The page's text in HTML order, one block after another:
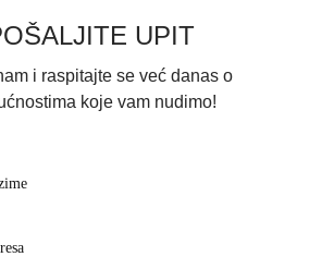
UPIT
i raspitajte se već danas o
koje vam nudimo!